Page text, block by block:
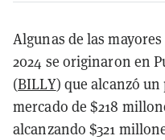
Algunas de las
2024 se originaron en
(BILLY) que alcanzó
mercado de $218
alcanzando $321